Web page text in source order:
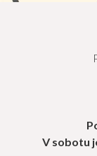
V sobotu